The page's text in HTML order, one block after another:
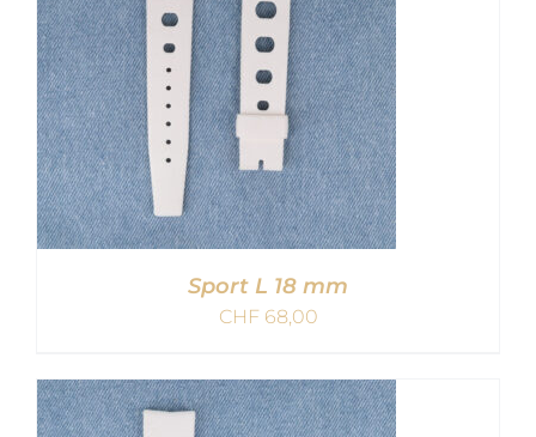
IN DEN WARENKORB
/
Sport L 18 mm
CHF68,00